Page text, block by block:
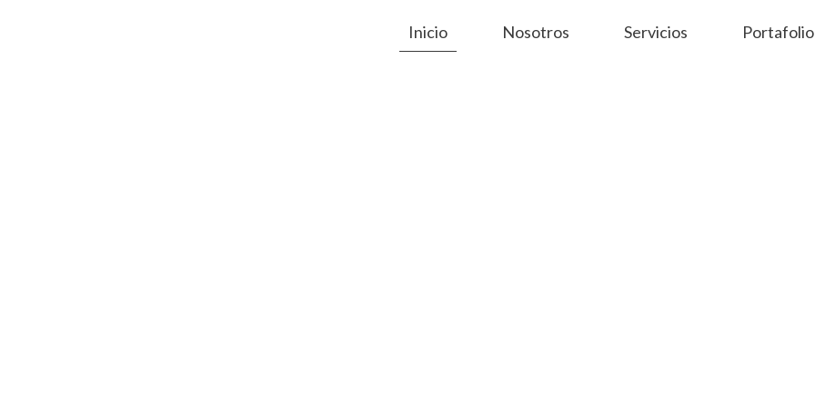
Inicio Nosotros Servicios Portafolio